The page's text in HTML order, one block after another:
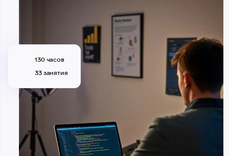
130 часов
33 занятия